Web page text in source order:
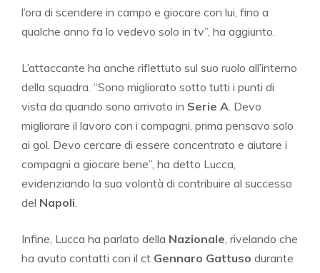
l’ora di scendere in campo e giocare con lui, fino a
qualche anno fa lo vedevo solo in tv”, ha aggiunto.
L’attaccante ha anche riflettuto sul suo ruolo all’interno
della squadra. “Sono migliorato sotto tutti i punti di
vista da quando sono arrivato in Serie A . Devo
migliorare il lavoro con i compagni, prima pensavo solo
ai gol. Devo cercare di essere concentrato e aiutare i
compagni a giocare bene”, ha detto Lucca,
evidenziando la sua volontà di contribuire al successo
del Napoli
Infine, Lucca ha parlato della Nazionale , rivelando che
ha avuto contatti con il ct Gennaro Gattuso durante